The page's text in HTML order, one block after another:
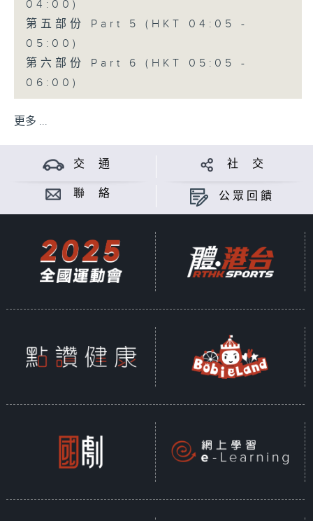
04:00)
第五部份 Part 5 (HKT 04:05 -
05:00)
第六部份 Part 6 (HKT 05:05 -
06:00)
更多 ...
交 通 社 交
聯 絡 公眾回饋